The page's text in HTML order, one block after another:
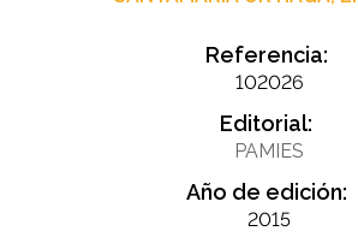
Referencia:
102026
Editorial:
PAMIES
Año de edición:
2015